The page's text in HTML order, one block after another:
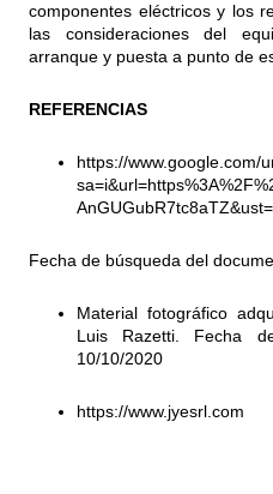
componentes eléctricos y los
las consideraciones del
arranque y puesta a punto de
REFERENCIAS
https://www.google.com/
Fecha de búsqueda del
Material fotográfico
Luis Razetti. Fecha
10/10/2020
https://www.jyesrl.com